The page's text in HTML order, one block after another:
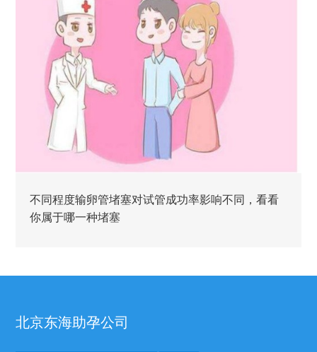
不同程度输卵管堵塞对试管成功率影响不同，看看
你属于哪一种堵塞
北京东海助孕公司